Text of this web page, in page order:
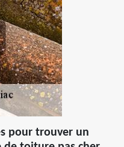
pour trouver un